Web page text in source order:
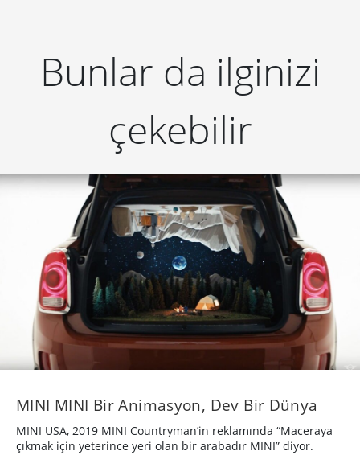
Bunlar da ilginizi
çekebilir
MINI MINI Bir Animasyon, Dev Bir Dünya
MINI USA, 2019 MINI Countryman’in reklamında “Maceraya
çıkmak için yeterince yeri olan bir arabadır MINI” diyor.